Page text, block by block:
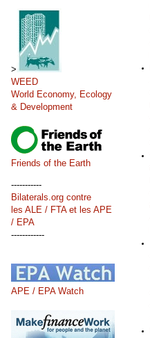
>
WEED
World Economy, Ecology
& Development
Friends of the Earth
-----------
Bilaterals.org contre
les ALE / FTA et les APE
/ EPA
------------
APE / EPA Watch